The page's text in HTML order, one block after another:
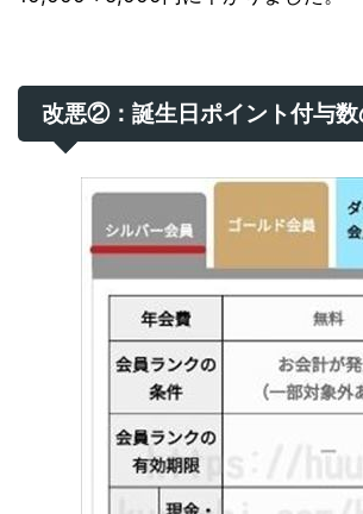
改悪②：誕生日ポイント付与数